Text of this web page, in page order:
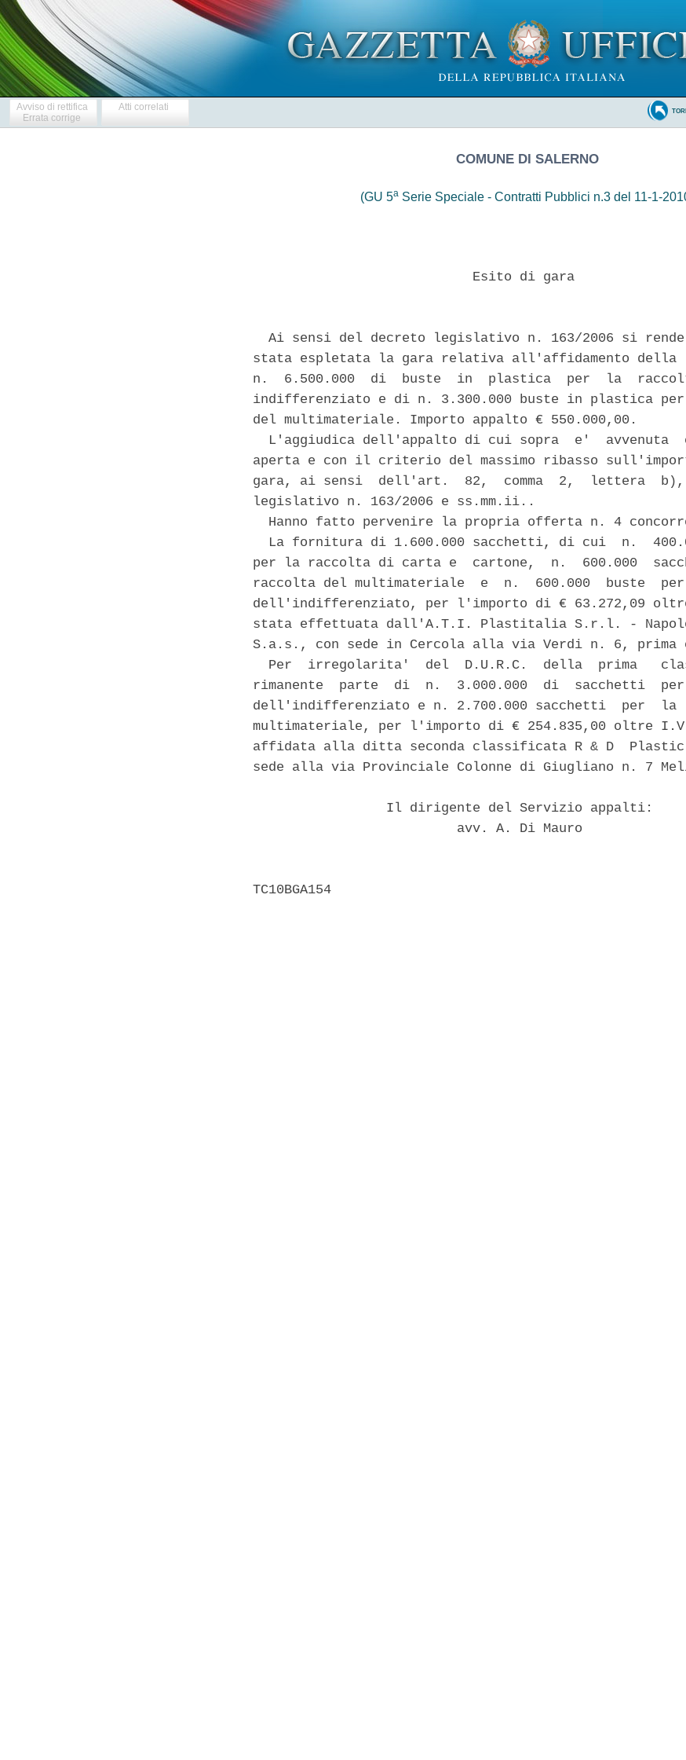
Avviso di rettifica
Errata corrige
Atti correlati
COMUNE DI SALERNO
(GU 5a Serie Speciale - Contratti Pubblici n.3 del 11-1-
                            Esito di gara
Ai sensi del decreto legislativo n. 163/2006 si
stata espletata la gara relativa all'affidamento
n.  6.500.000  di  buste  in  plastica  per  la
indifferenziato e di n. 3.300.000 buste in plastica
del multimateriale. Importo appalto € 550.000,00.
L'aggiudica dell'appalto di cui sopra  e'  avvenuta
aperta e con il criterio del massimo ribasso
gara, ai sensi  dell'art.  82,  comma  2,  lettera  b),
legislativo n. 163/2006 e ss.mm.ii..
Hanno fatto pervenire la propria offerta n. 4
La fornitura di 1.600.000 sacchetti, di cui  n.
per la raccolta di carta e  cartone,  n.  600.000
raccolta del multimateriale  e  n.  600.000  buste
dell'indifferenziato, per l'importo di € 63.272,09
stata effettuata dall'A.T.I. Plastitalia S.r.l. -
S.a.s., con sede in Cercola alla via Verdi n. 6,
Per  irregolarita'  del  D.U.R.C.  della  prima
rimanente  parte  di  n.  3.000.000  di  sacchetti
dell'indifferenziato e n. 2.700.000 sacchetti  per  la
multimateriale, per l'importo di € 254.835,00 oltre
affidata alla ditta seconda classificata R & D
sede alla via Provinciale Colonne di Giugliano n. 7
                 Il dirigente del Servizio appalti:
                          avv. A. Di Mauro